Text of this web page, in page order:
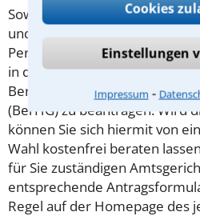
Cookies
Einstellungen
Impressum ⁃
Soweit die
und eine Rechtsberatung
Personen mit geringem
in der Regel der
Beratungshilfeschein gemäß
(BerHG) zu beantragen. Wird
können Sie sich hiermit von
Wahl kostenfrei beraten
für Sie zuständigen
entsprechende
Regel auf der Homepage des